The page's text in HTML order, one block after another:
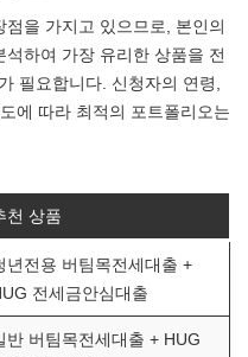
을 가지고 있으므로, 본인의
하여 가장 유리한 상품을 전
필요합니다. 신청자의 연령,
에 따라 최적의 포트폴리오는
천 상품
년전용 버팀목전세대출 +
전세금안심대출
반 버팀목전세대출 + HUG